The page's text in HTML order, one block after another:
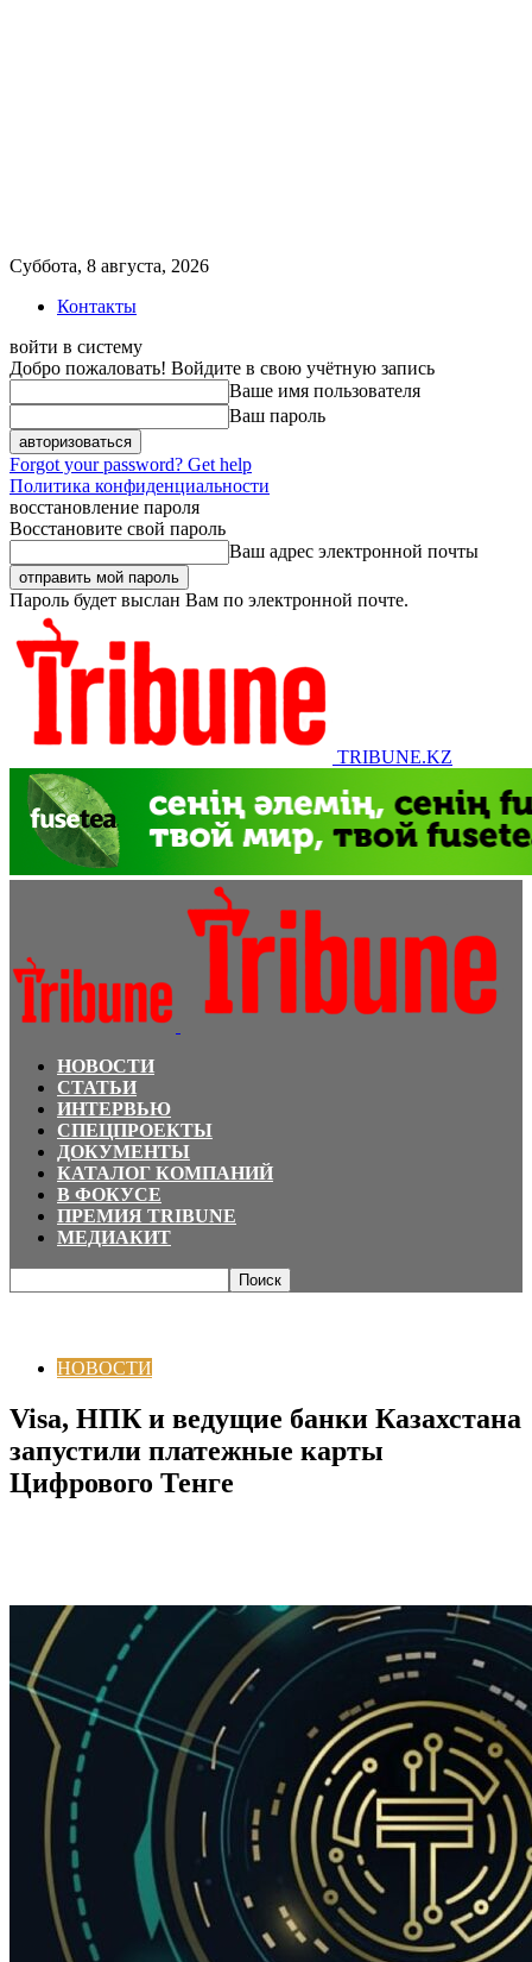
Суббота, 8 августа, 2026
Контакты
войти в систему
Добро пожаловать! Войдите в свою учётную запись
Ваше имя пользователя
Ваш пароль
Forgot your password? Get help
Политика конфиденциальности
восстановление пароля
Восстановите свой пароль
Ваш адрес электронной почты
Пароль будет выслан Вам по электронной почте.
TRIBUNE.KZ
НОВОСТИ
СТАТЬИ
ИНТЕРВЬЮ
СПЕЦПРОЕКТЫ
ДОКУМЕНТЫ
КАТАЛОГ КОМПАНИЙ
В ФОКУСЕ
ПРЕМИЯ TRIBUNE
МЕДИАКИТ
НОВОСТИ
Visa, НПК и ведущие банки Казахстана
запустили платежные карты
Цифрового Тенге